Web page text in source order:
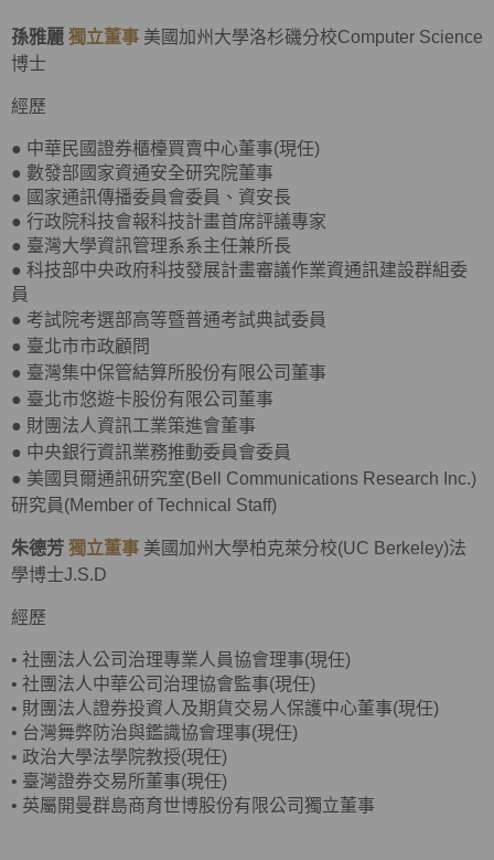
孫雅麗 獨立董事 美國加州大學洛杉磯分校Computer Science
博士
經歷
● 中華民國證券櫃檯買賣中心董事(現任)
● 數發部國家資通安全研究院董事
● 國家通訊傳播委員會委員、資安長
● 行政院科技會報科技計畫首席評議專家
● 臺灣大學資訊管理系系主任兼所長
● 科技部中央政府科技發展計畫審議作業資通訊建設群組委
員
● 考試院考選部高等暨普通考試典試委員
● 臺北市市政顧問
● 臺灣集中保管結算所股份有限公司董事
● 臺北市悠遊卡股份有限公司董事
● 財團法人資訊工業策進會董事
● 中央銀行資訊業務推動委員會委員
● 美國貝爾通訊研究室(Bell Communications Research Inc.)
研究員(Member of Technical Staff)
朱德芳 獨立董事 美國加州大學柏克萊分校(UC Berkeley)法
學博士J.S.D
經歷
• 社團法人公司治理專業人員協會理事(現任)
• 社團法人中華公司治理協會監事(現任)
• 財團法人證券投資人及期貨交易人保護中心董事(現任)
• 台灣舞弊防治與鑑識協會理事(現任)
• 政治大學法學院教授(現任)
• 臺灣證券交易所董事(現任)
• 英屬開曼群島商育世博股份有限公司獨立董事